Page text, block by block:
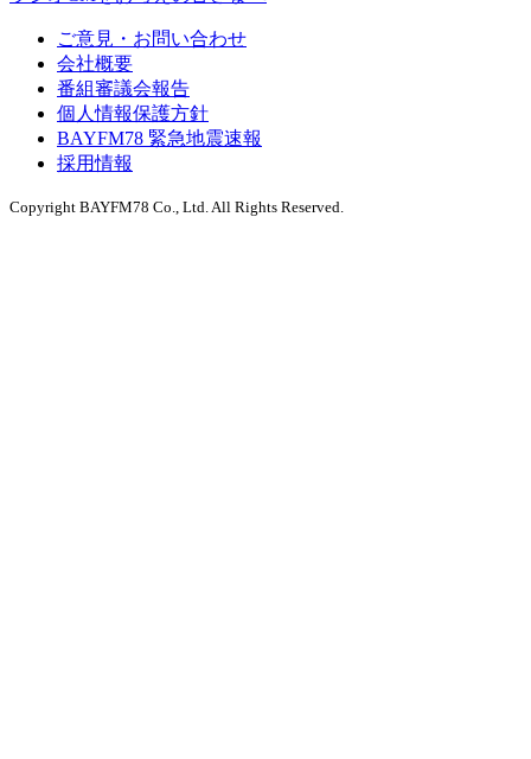
ご意見・お問い合わせ
会社概要
番組審議会報告
個人情報保護方針
BAYFM78 緊急地震速報
採用情報
Copyright BAYFM78 Co., Ltd. All Rights Reserved.